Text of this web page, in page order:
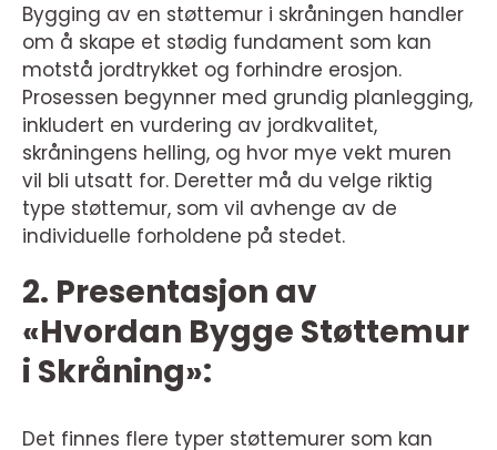
Bygging av en støttemur i skråningen handler
om å skape et stødig fundament som kan
motstå jordtrykket og forhindre erosjon.
Prosessen begynner med grundig planlegging,
inkludert en vurdering av jordkvalitet,
skråningens helling, og hvor mye vekt muren
vil bli utsatt for. Deretter må du velge riktig
type støttemur, som vil avhenge av de
individuelle forholdene på stedet.
2. Presentasjon av
«Hvordan Bygge Støttemur
i Skråning»:
Det finnes flere typer støttemurer som kan